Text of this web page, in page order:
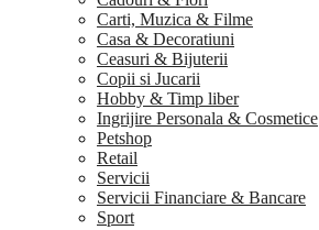
Carti, Muzica & Filme
Casa & Decoratiuni
Ceasuri & Bijuterii
Copii si Jucarii
Hobby & Timp liber
Ingrijire Personala & Cosmetice
Petshop
Retail
Servicii
Servicii Financiare & Bancare
Sport